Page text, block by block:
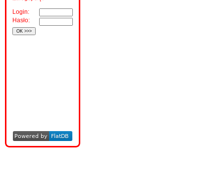
Login:
Hasło: